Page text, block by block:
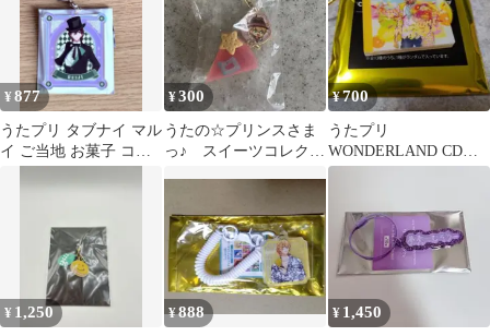
¥877
うたプリ タブナイ マル
イ ご当地 お菓子 コラ
¥300
うたの☆プリンスさま
っ♪ スイーツコレクシ
¥700
うたプリ
WONDERLAND CDジ
ャケット アクリルキー
¥ 1,250 ¥888 ¥ 1,450